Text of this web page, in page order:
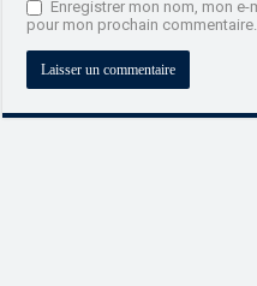
Enregistrer mon nom, mon
pour mon prochain commentaire.